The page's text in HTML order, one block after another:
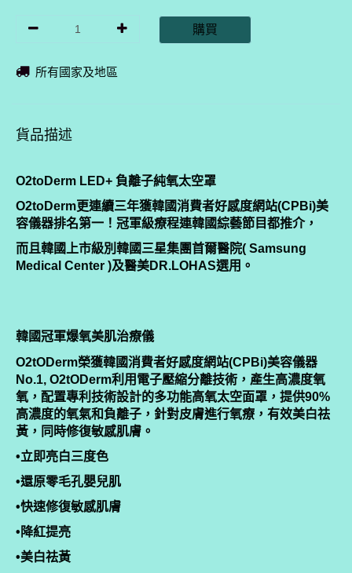
購買
所有國家及地區
貨品描述
O2toDerm LED+ 負離子純氧太空罩
O2toDerm更連續三年獲韓國消費者好感度網站(CPBi)美
容儀器排名第一！冠軍級療程連韓國綜藝節目都推介，
而且韓國上市級別韓國三星集團首爾醫院( Samsung
Medical Center )及醫美DR.LOHAS選用。
韓國冠軍爆氧美肌治療儀
O2tODerm榮獲韓國消費者好感度網站(CPBi)美容儀器
No.1, O2tODerm利用電子壓縮分離技術，產生高濃度氧
氧，配置專利技術設計的多功能高氧太空面罩，提供90%
高濃度的氧氣和負離子，針對皮膚進行氧療，有效美白祛
黃，同時修復敏感肌膚。
•立即亮白三度色
•還原零毛孔嬰兒肌
•快速修復敏感肌膚
•降紅提亮
•美白祛黃